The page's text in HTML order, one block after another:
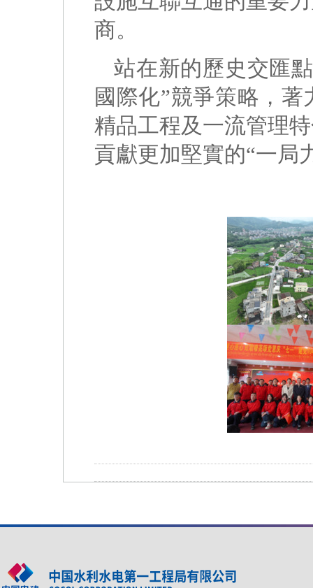
商。
站在新的歷史交匯
國際化”競爭策略，
精品工程及一流管理
貢獻更加堅實的“一局